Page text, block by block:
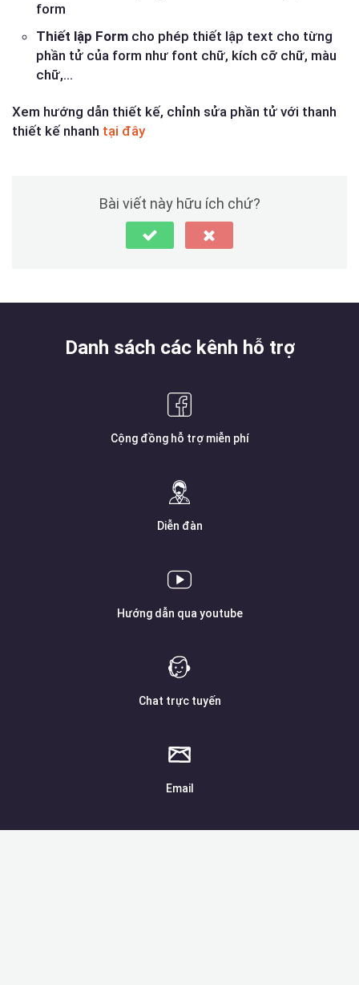
form
Thiết lập Form cho phép thiết lập text cho từng
phần tử của form như font chữ, kích cỡ chữ, màu
chữ,…
Xem hướng dẫn thiết kế, chỉnh sửa phần tử với thanh
thiết kế nhanh tại đây
Bài viết này hữu ích chứ?
Danh sách các kênh hỗ trợ
Cộng đồng hỗ trợ miễn phí
Diễn đàn
Hướng dẫn qua youtube
Chat trực tuyến
Email